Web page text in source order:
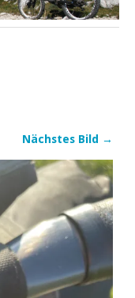
Nächstes Bild →